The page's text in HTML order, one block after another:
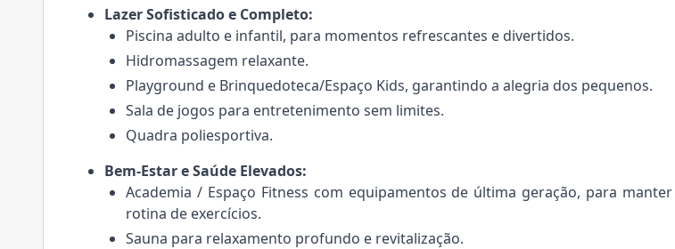
Lazer Sofisticado e Completo:
Piscina adulto e infantil, para momentos refrescantes e divertidos.
Hidromassagem relaxante.
Playground e Brinquedoteca/Espaço Kids, garantindo a alegria dos pequenos.
Sala de jogos para entretenimento sem limites.
Quadra poliesportiva.
Bem-Estar e Saúde Elevados:
Academia / Espaço Fitness com equipamentos de última geração, para
rotina de exercícios.
Sauna para relaxamento profundo e revitalização.